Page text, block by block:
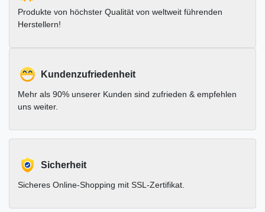
Produkte von höchster Qualität von weltweit führenden
Herstellern!
Kundenzufriedenheit
Mehr als 90% unserer Kunden sind zufrieden & empfehlen
uns weiter.
Sicherheit
Sicheres Online-Shopping mit SSL-Zertifikat.